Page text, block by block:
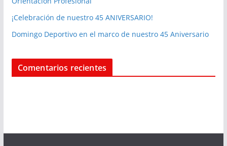
¡Celebración de nuestro 45 ANIVERSARIO!
Domingo Deportivo en el marco de nuestro 45 Aniversario
Comentarios recientes